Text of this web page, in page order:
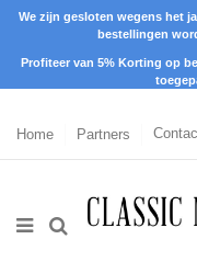
We zijn gesloten wegens het
bestellingen
Profiteer van 5% Korting op
Home Partners